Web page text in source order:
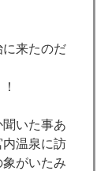
来たのだ
いた事あ
内温泉に訪
がいたみ